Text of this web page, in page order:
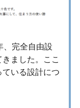
、完全自由設
ました。ここ
いる設計につ